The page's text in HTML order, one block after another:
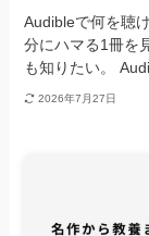
Audibleで何を聴
分にハマる1冊を
も知りたい。
2026年7月27日